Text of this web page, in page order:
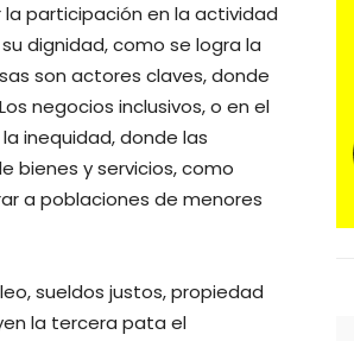
participación en la actividad
dignidad, como se logra la
son actores claves, donde
negocios inclusivos, o en el
inequidad, donde las
bienes y servicios, como
a poblaciones de menores
sueldos justos, propiedad
la tercera pata el